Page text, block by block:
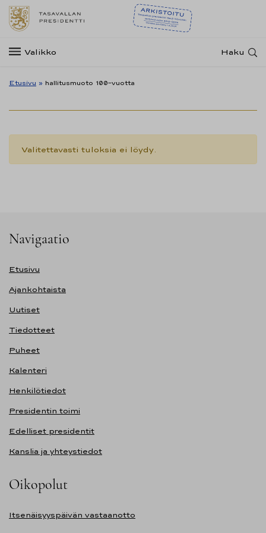
Valikko Haku
Etusivu » hallitusmuoto 100-vuotta
Valitettavasti tuloksia ei löydy.
Navigaatio
Etusivu
Ajankohtaista
Uutiset
Tiedotteet
Puheet
Kalenteri
Henkilötiedot
Presidentin toimi
Edelliset presidentit
Kanslia ja yhteystiedot
Oikopolut
Itsenäisyyspäivän vastaanotto